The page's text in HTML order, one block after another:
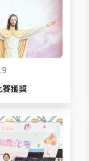
賽獲獎